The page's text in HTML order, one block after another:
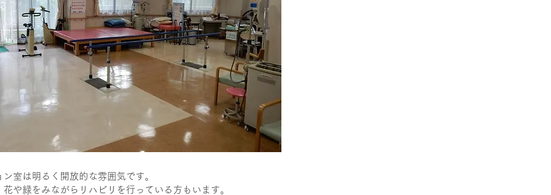
ン室は明るく開放的な雰囲気です。
花や緑をみながらリハビリを行っている方もいます。